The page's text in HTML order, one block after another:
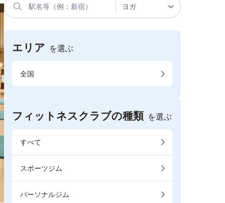
エリア を選ぶ
全国
フィットネスクラブの種類 を選ぶ
すべて
スポーツジム
パーソナルジム